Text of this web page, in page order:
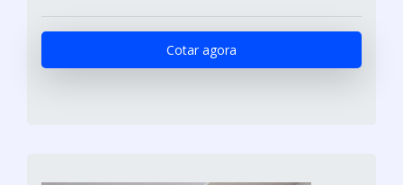
Cotar agora